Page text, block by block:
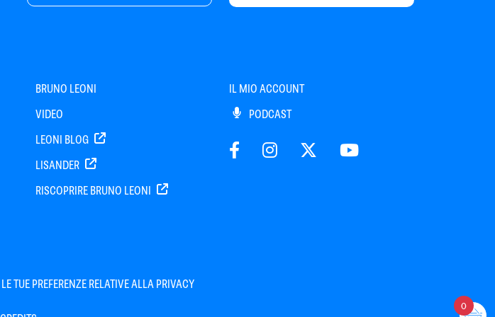
BRUNO LEONI
VIDEO
LEONI BLOG
LISANDER
RISCOPRIRE BRUNO LEONI
IL MIO ACCOUNT
PODCAST
LE TUE PREFERENZE RELATIVE ALLA PRIVACY
0